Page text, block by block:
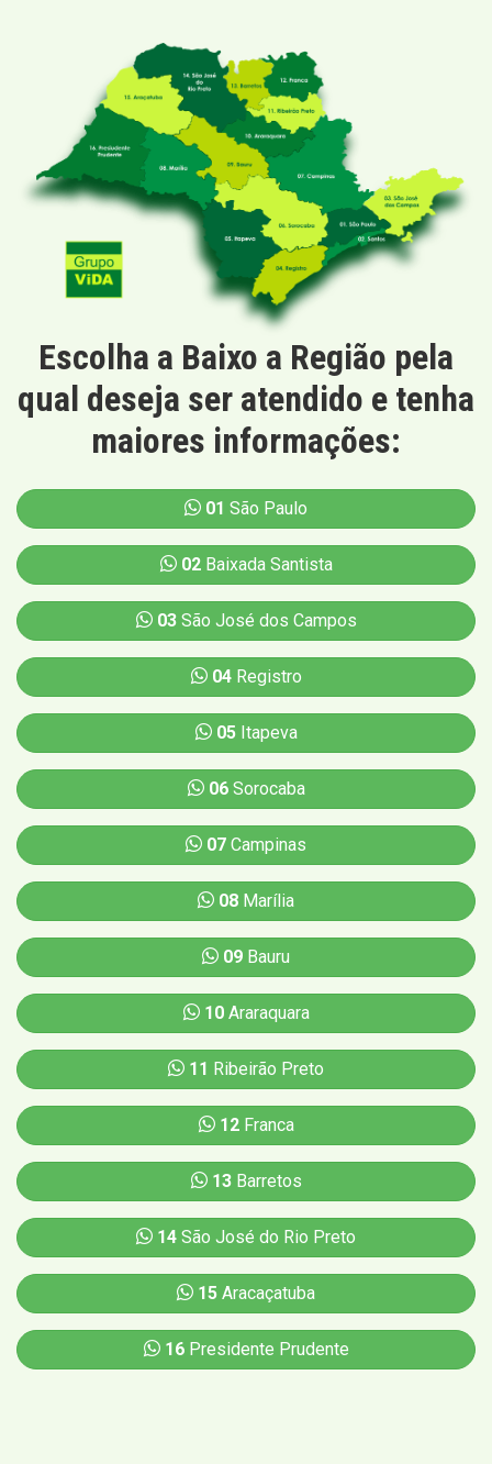
Escolha a Baixo a Região pela
qual deseja ser atendido e tenha
maiores informações:
01 São Paulo
02Baixada Santista
03São José dos Campos
04Registro
05Itapeva
06Sorocaba
07 Campinas
08 Marília
09 Bauru
10Araraquara
11 Ribeirão Preto
12Franca
13Barretos
14 São José do Rio Preto
15 Aracaçatuba
16Presidente Prudente